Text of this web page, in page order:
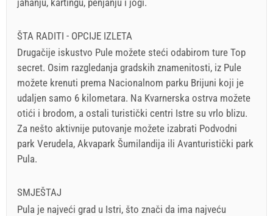
ŠTA RADITI - OPCIJE IZLETA
Drugačije iskustvo Pule možete steći odabirom ture Top
secret. Osim razgledanja gradskih znamenitosti, iz Pule
možete krenuti prema Nacionalnom parku Brijuni koji je
udaljen samo 6 kilometara. Na Kvarnerska ostrva možete
otići i brodom, a ostali turistički centri Istre su vrlo blizu.
Za nešto aktivnije putovanje možete izabrati Podvodni
park Verudela, Akvapark Šumilandija ili Avanturistički park
Pula.
SMJEŠTAJ
Pula je najveći grad u Istri, što znači da ima najveću